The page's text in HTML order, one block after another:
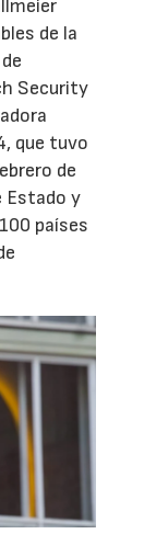
de la
Security
que tuvo
de
Estado y
países